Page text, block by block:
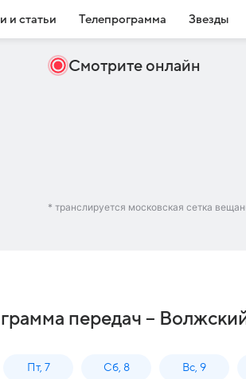
и статьи Телепрограмма Звезды
Смотрите онлайн
* транслируется московская сетка
передач –
Пт, 7 Сб, 8 Вс, 9